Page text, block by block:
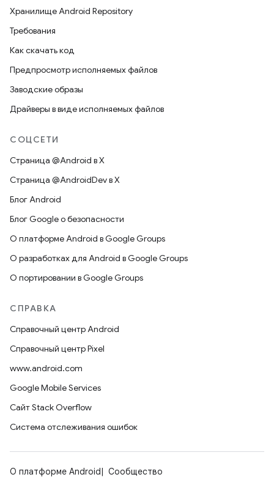
Хранилище Android Repository
Требования
Как скачать код
Предпросмотр исполняемых файлов
Заводские образы
Драйверы в виде исполняемых файлов
СОЦСЕТИ
Страница @Android в X
Страница @AndroidDev в X
Блог Android
Блог Google о безопасности
О платформе Android в Google Groups
О разработках для Android в Google Groups
О портировании в Google Groups
СПРАВКА
Справочный центр Android
Справочный центр Pixel
www.android.com
Google Mobile Services
Сайт Stack Overflow
Система отслеживания ошибок
О платформе Android
Сообщество